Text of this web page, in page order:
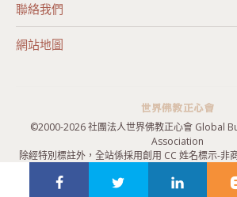
聯絡我們
網站地圖
©2000-2026 社團法人世界佛教正心會 Global
Association
除經特別標註外，全站係採用創用 CC 姓名標示-非
隱私權政策 網站地圖| |